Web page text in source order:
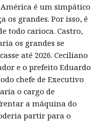
é um simpático
os grandes. Por isso, é
todo carioca. Castro,
os grandes se
até 2026. Ceciliano
e o prefeito Eduardo
chefe de Executivo
o cargo de
a máquina do
partir para o